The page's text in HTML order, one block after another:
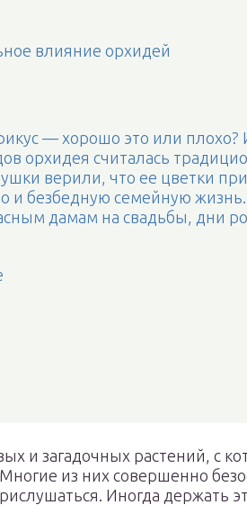
влияние орхидей
— хорошо это или плохо?
орхидея считалась
верили, что ее цветки
и безбедную семейную
дамам на свадьбы, дни
и загадочных растений, с
из них совершенно
Иногда держать